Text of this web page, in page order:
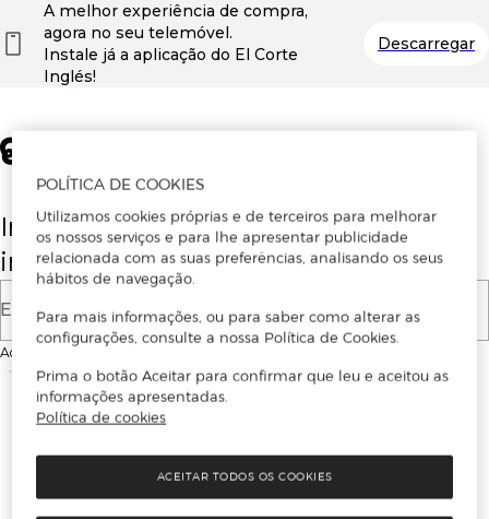
Insira o seu email para se registar ou
iniciar sessão.
E-mail
Ao continuar, aceitas as
A melhor experiência de compra,
agora no seu telemóvel.
Instale já a aplicação do El Corte
Inglés!
Descarregar
POLÍTICA DE COOKIES
Utilizamos cookies próprias e de terceiros para melhorar
os nossos serviços e para lhe apresentar publicidade
relacionada com as suas preferências, analisando os seus
hábitos de navegação.
Para mais informações, ou para saber como alterar as
configurações, consulte a nossa Política de Cookies.
Prima o botão Aceitar para confirmar que leu e aceitou as
informações apresentadas.
Política de cookies
ACEITAR TODOS OS COOKIES